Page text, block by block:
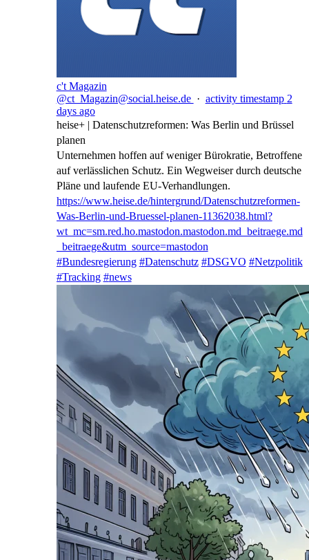
c't Magazin
@ct_Magazin@social.heise.de · activity timestamp 2
days ago
heise+ | Datenschutzreformen: Was Berlin und Brüssel
planen
Unternehmen hoffen auf weniger Bürokratie, Betroffene
auf verlässlichen Schutz. Ein Wegweiser durch deutsche
Pläne und laufende EU-Verhandlungen.
https://www.heise.de/hintergrund/Datenschutzreformen-
Was-Berlin-und-Bruessel-planen-11362038.html?
wt_mc=sm.red.ho.mastodon.mastodon.md_beitraege.md
_beitraege&utm_source=mastodon
#Bundesregierung #Datenschutz #DSGVO #Netzpolitik
#Tracking #news